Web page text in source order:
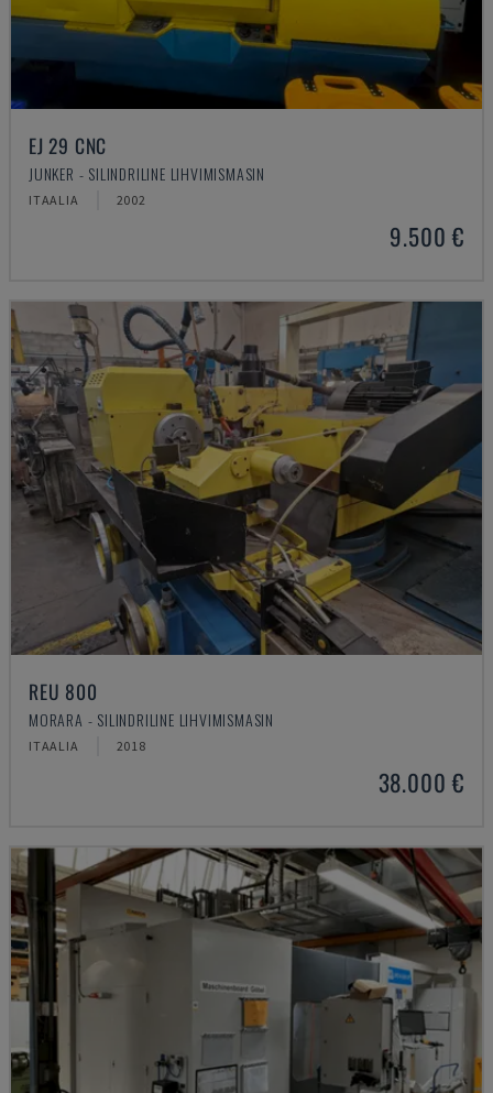
EJ 29 CNC
JUNKER - SILINDRILINE LIHVIMISMASIN
ITAALIA 2002
9.500 €
REU 800
MORARA - SILINDRILINE LIHVIMISMASIN
ITAALIA 2018
38.000 €